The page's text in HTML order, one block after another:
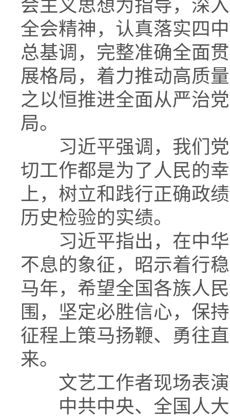
会主义思想为指导，深
全会精神，认真落实四
总基调，完整准确全面
展格局，着力推动高质
之以恒推进全面从严治
局。
习近平强调，我们党
切工作都是为了人民的
上，树立和践行正确政
历史检验的实绩。
习近平指出，在中华
不息的象征，昭示着行
马年，希望全国各族人
围，坚定必胜信心，保
征程上策马扬鞭、勇往
来。
文艺工作者现场表演
中共中央、全国人大